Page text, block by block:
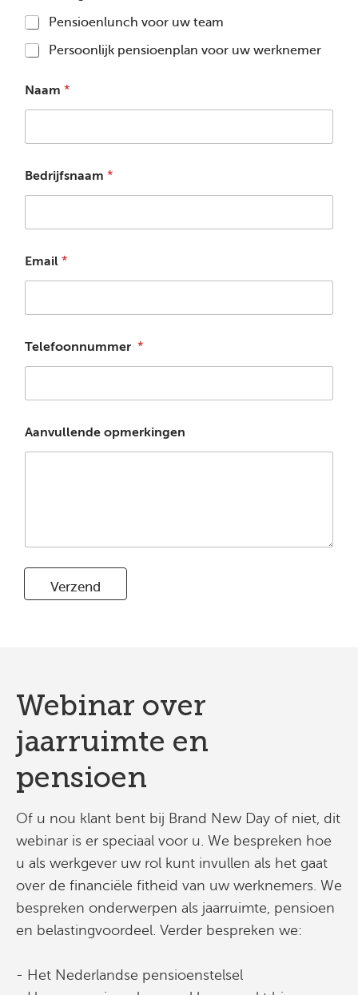
Pensioenlunch voor uw team
Persoonlijk pensioenplan voor uw werknemer
Naam *
Bedrijfsnaam *
Email *
Telefoonnummer *
Aanvullende opmerkingen
Verzend
Webinar over
jaarruimte en
pensioen
Of u nou klant bent bij Brand New Day of niet, dit
webinar is er speciaal voor u. We bespreken hoe
u als werkgever uw rol kunt invullen als het gaat
over de financiële fitheid van uw werknemers. We
bespreken onderwerpen als jaarruimte, pensioen
en belastingvoordeel. Verder bespreken we:
- Het Nederlandse pensioenstelsel